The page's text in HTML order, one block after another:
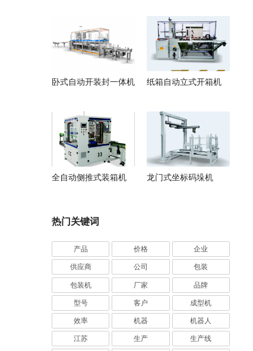
卧式自动开装封一体机 纸箱自动立式开箱机
全自动侧推式装箱机 龙门式坐标码垛机
热门关键词
产品 价格 企业
供应商 公司 包装
包装机 厂家 品牌
型号 客户 成型机
效率 机器 机器人
江苏 生产 生产线